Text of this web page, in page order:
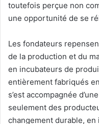
toutefois perçue non
une opportunité de se
Les fondateurs
de la production et du
en incubateurs de
entièrement fabriqués
s’est accompagnée
seulement des
changement durable,